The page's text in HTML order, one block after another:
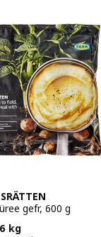
gefr, 600 g
kg
2.99€/0,6